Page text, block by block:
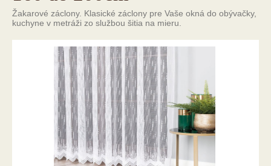
Žakarové záclony. Klasické záclony pre Vaše okná do obývačky,
kuchyne v metráži zo službou šitia na mieru.